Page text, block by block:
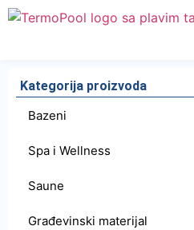
Kategorija proizvoda
Bazeni
Spa i Wellness
Saune
Građevinski materijal